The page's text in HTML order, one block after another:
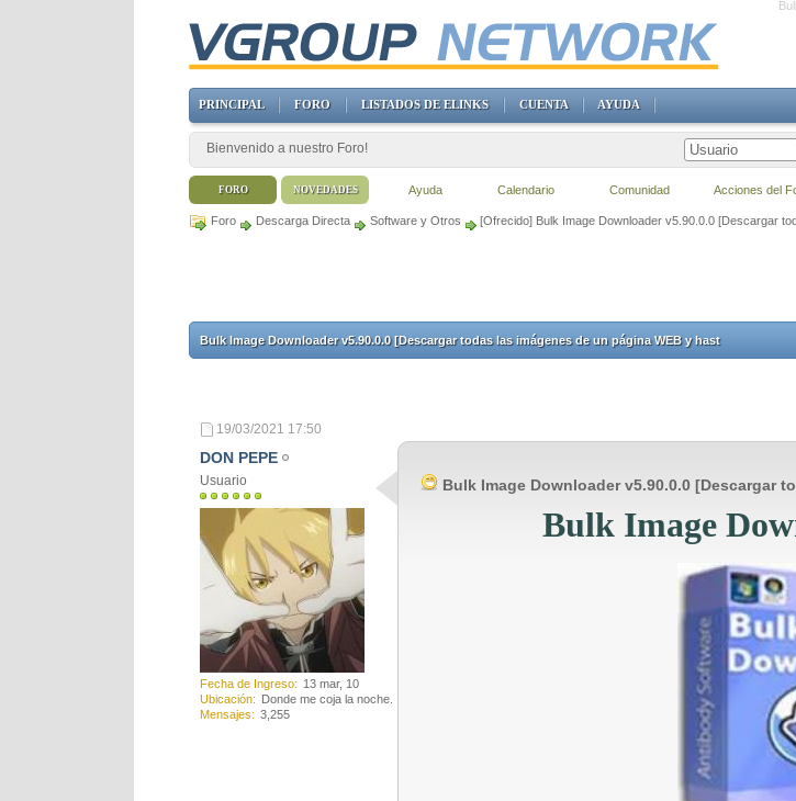
Foro Descarga Directa Software y Otros [Ofrecido] Bulk Image Downloader v5.90.0.0 [Descargar
Bulk Image Downloader v5.90.0.0 [Descargar todas las imágenes de un página WEB y hast
19/03/2021 17:50
DON PEPE
Usuario
Fecha de Ingreso
13 mar, 10
Ubicación
Donde me coja la noche.
Mensajes
3,255
Bulk Image Downloader v5.90.0.0 [Descargar
Bulk Image
PRINCIPAL FORO LISTADOS DE ELINKS CUENTA AYUDA
Bienvenido a nuestro Foro!
FORO Ayuda Calendario Comunidad Acciones del
NOVEDADES